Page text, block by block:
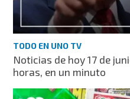
TODO EN UNO TV
Noticias de hoy 17 de
horas, en un minuto